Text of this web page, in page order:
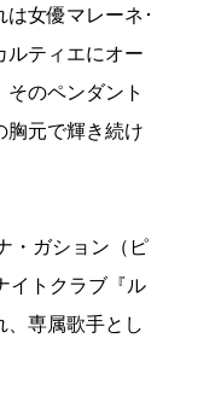
女優マレーネ･
ルティエにオー
のペンダント
胸元で輝き続け
・ガション（ピ
イトクラブ『ル
、専属歌手とし